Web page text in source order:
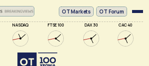
NASDAQ FTSE 100 DAX 30 CAC 40
ΟΤ Markets OT Forum